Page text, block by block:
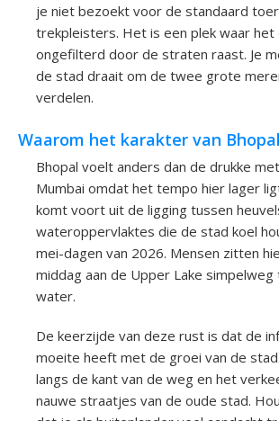
je niet bezoekt voor de standaard
trekpleisters. Het is een plek waar het
ongefilterd door de straten raast. Je
de stad draait om de twee grote
verdelen.
Waarom het karakter van
Bhopal voelt anders dan de drukke
Mumbai omdat het tempo hier lager
komt voort uit de ligging tussen
wateroppervlaktes die de stad koel
mei-dagen van 2026. Mensen zitten
middag aan de Upper Lake simpelweg
water.
De keerzijde van deze rust is dat de
moeite heeft met de groei van de
langs de kant van de weg en het
nauwe straatjes van de oude stad.